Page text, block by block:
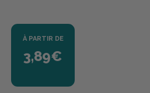
À PARTIR DE
3,89€